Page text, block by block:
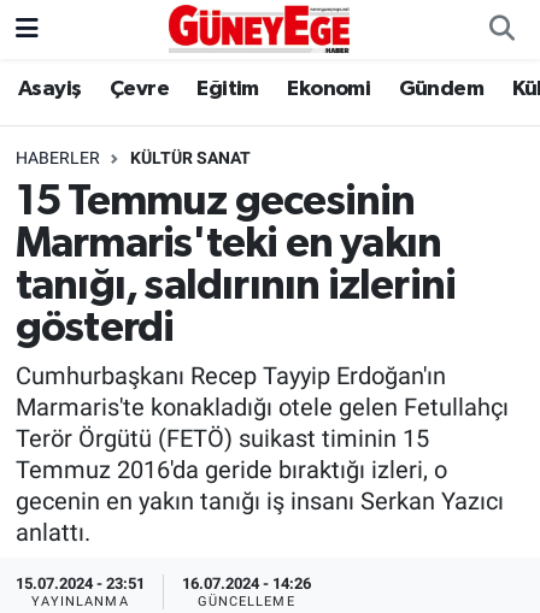
Asayiş Çevre Eğitim Ekonomi Gündem
HABERLER KÜLTÜR SANAT
15 Temmuz gecesinin
Marmaris'teki en yakın
tanığı, saldırının izlerini
gösterdi
Cumhurbaşkanı Recep Tayyip Erdoğan'ın
Marmaris'te konakladığı otele gelen Fetullahçı
Terör Örgütü (FETÖ) suikast timinin 15
Temmuz 2016'da geride bıraktığı izleri, o
gecenin en yakın tanığı iş insanı Serkan Yazıcı
anlattı.
15.07.2024 - 23:51
YAYINLANMA
16.07.2024 - 14:26
GÜNCELLEME
Asayiş
Çevre
Eğitim
Ekonomi
Gündem
Kültür Sanat
Magazin
Politika
Sağlık
İstanbul Hava Durumu
İstanbul Trafik Yoğunluk Haritası
Süper Lig Puan Durumu ve Fikstür
Tüm Manşetler
Son Dakika Haberleri
Haber Arşivi